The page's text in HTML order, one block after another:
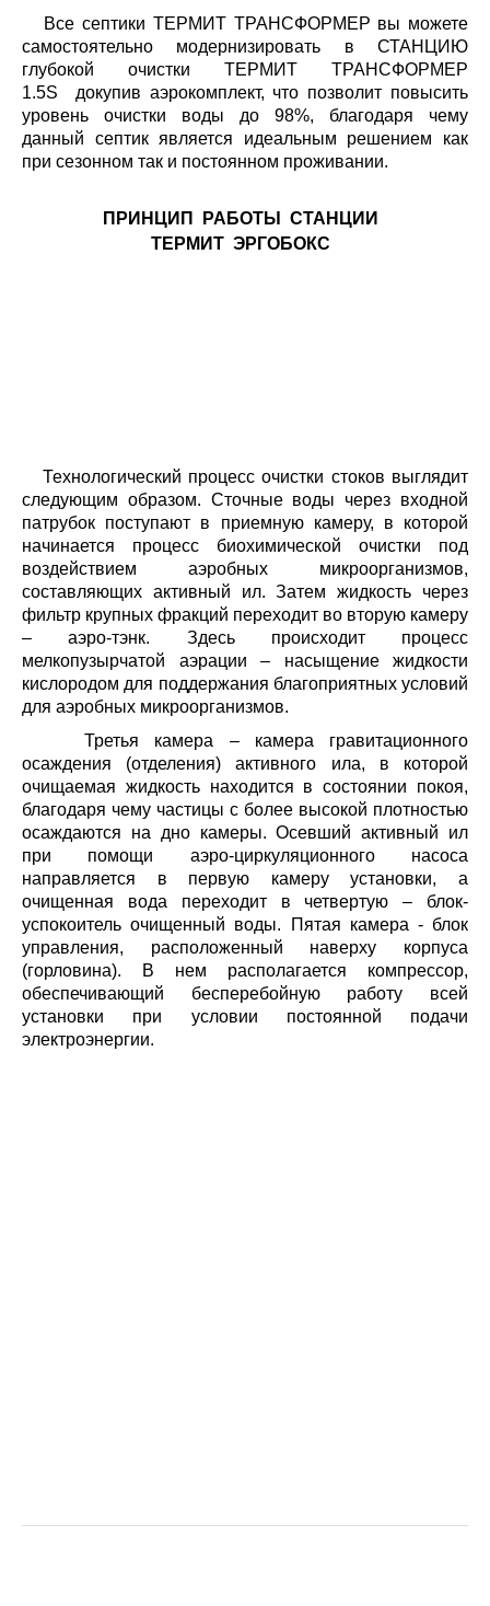
Все септики ТЕРМИТ ТРАНСФОРМЕР вы можете
самостоятельно модернизировать в СТАНЦИЮ
глубокой очистки ТЕРМИТ ТРАНСФОРМЕР
1.5S докупив аэрокомплект, что позволит повысить
уровень очистки воды до 98%, благодаря чему
данный септик является идеальным решением как
при сезонном так и постоянном проживании.
ПРИНЦИП РАБОТЫ СТАНЦИИ
ТЕРМИТ ЭРГОБОКС
Технологический процесс очистки стоков выглядит
следующим образом. Сточные воды через входной
патрубок поступают в приемную камеру, в которой
начинается процесс биохимической очистки под
воздействием аэробных микроорганизмов,
составляющих активный ил. Затем жидкость через
фильтр крупных фракций переходит во вторую камеру
– аэро-тэнк. Здесь происходит процесс
мелкопузырчатой аэрации – насыщение жидкости
кислородом для поддержания благоприятных условий
для аэробных микроорганизмов.
Третья камера – камера гравитационного
осаждения (отделения) активного ила, в которой
очищаемая жидкость находится в состоянии покоя,
благодаря чему частицы с более высокой плотностью
осаждаются на дно камеры. Осевший активный ил
при помощи аэро-циркуляционного насоса
направляется в первую камеру установки, а
очищенная вода переходит в четвертую – блок-
успокоитель очищенный воды. Пятая камера - блок
управления, расположенный наверху корпуса
(горловина). В нем располагается компрессор,
обеспечивающий бесперебойную работу всей
установки при условии постоянной подачи
электроэнергии.